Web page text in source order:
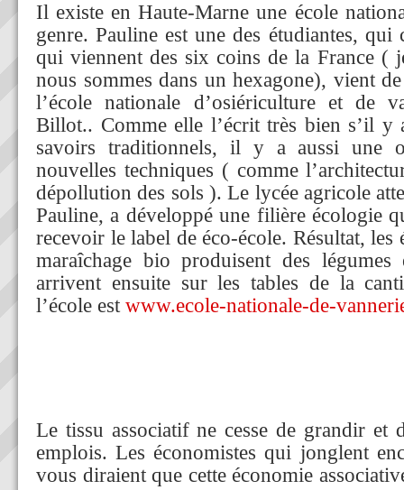
Il existe en Haute-Marne une école
genre. Pauline est une des étudiantes, qui
qui viennent des six coins de la France (
nous sommes dans un hexagone), vient
l’école nationale d’osiériculture et de
Billot.. Comme elle l’écrit très bien s’il y
savoirs traditionnels, il y a aussi une
nouvelles techniques ( comme
dépollution des sols ). Le lycée agricole
Pauline, a développé une filière écologie
recevoir le label de éco-école. Résultat, les
maraîchage bio produisent des
arrivent ensuite sur les tables de la
l’école est www.ecole-nationale-de-
Le tissu associatif ne cesse de grandir et
emplois. Les économistes qui jonglent
vous diraient que cette économie